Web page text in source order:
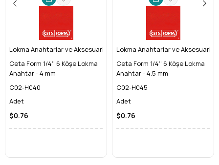
deformasyon ve aşınmaya karşı dirençlidir.
Maksimum Tork Aktarımı ve Cıvata Koruması:
profili, cıvata başlığına mükemmel oturarak kaymayı ve
yuvarlanmayı (cam-out) en aza indirir. Bu, hem cıvatanın
ömrünü uzatır hem de maksimum torkun güvenli bir
şekilde aktarılmasını sağlar. Böylece **yıldız başlı
cıvatalarınızın** zarar görmesini engeller ve işlerinizi
3/8'' Kare Sürücü Uyumluluğu: Endüstri standardı olan
3/8 inç (9.5mm) kare sürücü bağlantısı sayesinde,
mevcut **tork anahtarınız**, cırcır kolunuz, uzatma
Ceta Form Güvencesi:Yılların verdiği tecrübe ve
Lokma Anahtarlar ve Aksesuarları
Ceta Form 1/4'' 6 Köşe Lokma
Anahtar - 4 mm
C02-H040
Adet
$0.76
Lokma Anahtarlar ve Aksesuarları
Ceta Form 1/4'' 6 Köşe Lokma
Anahtar - 4.5 mm
C02-H045
Adet
$0.76